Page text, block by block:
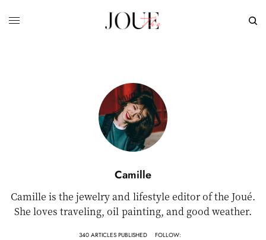
Camille
Camille is the jewelry and lifestyle editor of the Joué.
She loves traveling, oil painting, and good weather.
340 ARTICLES PUBLISHED FOLLOW: